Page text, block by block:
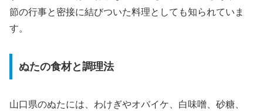
節の行事と密接に結びついた料理としても知られていま
す。
ぬたの食材と調理法
山口県のぬたには、わけぎやオバイケ、白味噌、砂糖、